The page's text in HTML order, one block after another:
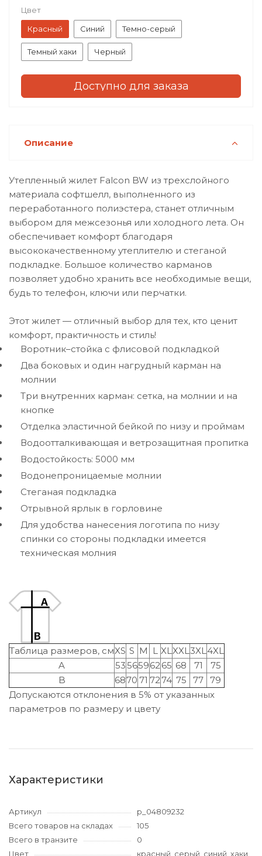
Цвет
Красный
Синий Темно-серый
Темный хаки Черный
Доступно для заказа
Описание
Утепленный жилет Falcon BW из трехслойного
материала софтшелл, выполненного из
переработанного полиэстера, станет отличным
выбором для межсезонья или холодного лета. Он
обеспечивает комфорт благодаря
высококачественному утеплителю и стеганой
подкладке. Большое количество карманов
позволяет удобно хранить все необходимые вещи,
будь то телефон, ключи или перчатки.
Этот жилет — отличный выбор для тех, кто ценит
комфорт, практичность и стиль!
Воротник–стойка с флисовой подкладкой
Два боковых и один нагрудный карман на
молнии
Три внутренних карман: сетка, на молнии и на
кнопке
Отделка эластичной бейкой по низу и проймам
Водоотталкивающая и ветрозащитная пропитка
Водостойкость: 5000 мм
Водонепроницаемые молнии
Стеганая подкладка
Отрывной ярлык в горловине
Для удобства нанесения логотипа по низу
спинки со стороны подкладки имеется
техническая молния
Таблица размеров, смXS S M L XLXXL3XL4XL
A
5356596265 68 71
75
B
6870 71 7274 75 77
79
Допускаются отклонения в 5% от указанных
параметров по размеру и цвету
Характеристики
Артикул
p_04809232
Всего товаров на складах
105
Всего в транзите
0
Цвет
красный, серый, синий, хаки,